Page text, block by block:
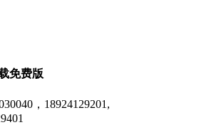
免费版
，18924129201,